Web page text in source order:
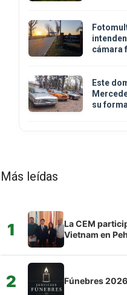
cámara
Este
su
Más leídas
1
La CEM
Vietnam en
2 Fúnebres 2026